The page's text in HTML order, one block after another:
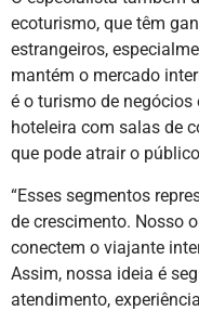
ecoturismo, que têm
estrangeiros,
mantém o mercado
é o turismo de negócios
hoteleira com salas de
que pode atrair o
“Esses segmentos
de crescimento. Nosso
conectem o viajante
Assim, nossa ideia é
atendimento,